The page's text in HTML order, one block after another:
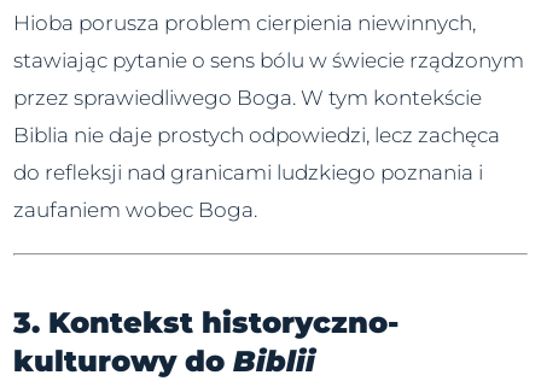
Hioba porusza problem cierpienia niewinnych,
stawiając pytanie o sens bólu w świecie rządzonym
przez sprawiedliwego Boga. W tym kontekście
Biblia nie daje prostych odpowiedzi, lecz zachęca
do refleksji nad granicami ludzkiego poznania i
zaufaniem wobec Boga.
3. Kontekst historyczno-
kulturowy do Biblii